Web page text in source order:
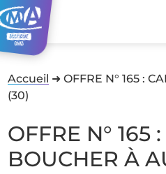
Accueil ➜OFFRE N° 165 :
(30)
OFFRE N° 165
BOUCHER À